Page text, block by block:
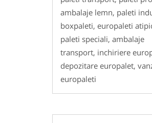
ambalaje lemn, paleti
boxpaleti, europaleti
paleti speciali, ambalaje
transport, inchiriere
depozitare europalet,
europaleti